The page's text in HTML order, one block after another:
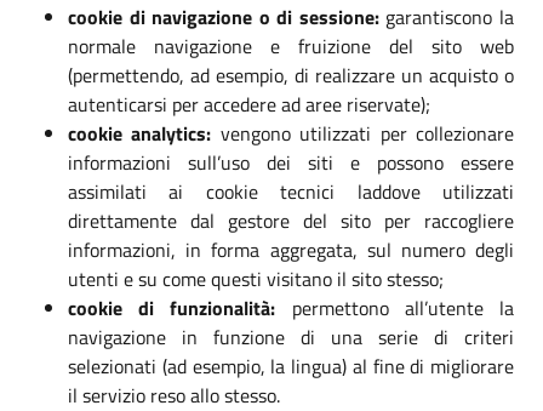
cookie di navigazione o di sessione:garantiscono la
normale navigazione e fruizione del sito web
(permettendo, ad esempio, di realizzare un acquisto o
autenticarsi per accedere ad aree riservate);
cookie analytics: vengono utilizzati per collezionare
informazioni sull’uso dei siti e possono essere
assimilati ai cookie tecnici laddove utilizzati
direttamente dal gestore del sito per raccogliere
informazioni, in forma aggregata, sul numero degli
utenti e su come questi visitano il sito stesso;
cookie di funzionalità: permettono all’utente la
navigazione in funzione di una serie di criteri
selezionati (ad esempio, la lingua) al fine di migliorare
il servizio reso allo stesso.